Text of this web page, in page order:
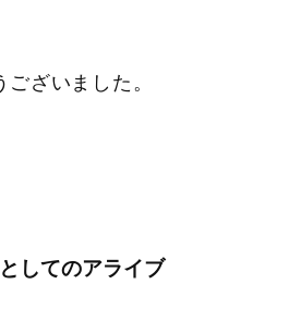
ざいました。
してのアライブ